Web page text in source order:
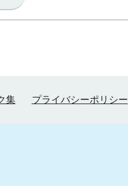
集 プライバシーポリシー